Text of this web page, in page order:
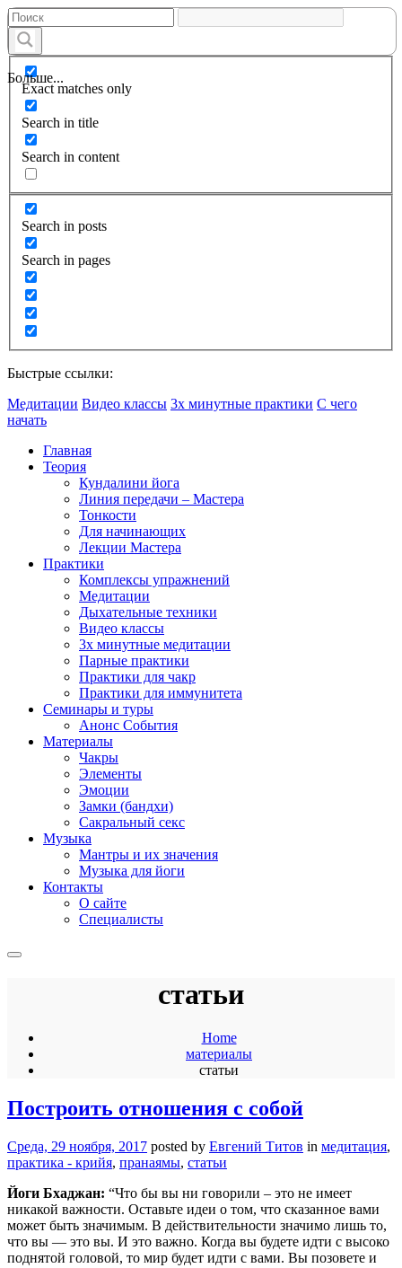
Больше...
Exact matches only
Search in title
Search in content
Search in posts
Search in pages
Быстрые ссылки:
Медитации Видео классы 3х минутные практики С чего
начать
Главная
Теория
Кундалини йога
Линия передачи – Мастера
Тонкости
Для начинающих
Лекции Мастера
Практики
Комплексы упражнений
Медитации
Дыхательные техники
Видео классы
3х минутные медитации
Парные практики
Практики для чакр
Практики для иммунитета
Семинары и туры
Анонс События
Материалы
Чакры
Элементы
Эмоции
Замки (бандхи)
Сакральный секс
Музыка
Мантры и их значения
Музыка для йоги
Контакты
О сайте
Специалисты
статьи
Home
материалы
статьи
Построить отношения с собой
Среда, 29 ноября, 2017 posted by Евгений Титов in медитация,
практика - крийя, пранаямы, статьи
Йоги Бхаджан: “Что бы вы ни говорили – это не имеет
никакой важности. Оставьте идеи о том, что сказанное вами
может быть значимым. В действительности значимо лишь то,
что вы — это вы. И это важно. Когда вы будете идти с высоко
поднятой головой, то мир будет идти с вами. Вы позовете и